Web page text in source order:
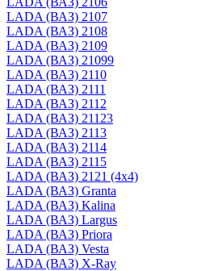
LADA (ВАЗ) 2107
LADA (ВАЗ) 2108
LADA (ВАЗ) 2109
LADA (ВАЗ) 21099
LADA (ВАЗ) 2110
LADA (ВАЗ) 2111
LADA (ВАЗ) 2112
LADA (ВАЗ) 21123
LADA (ВАЗ) 2113
LADA (ВАЗ) 2114
LADA (ВАЗ) 2115
LADA (ВАЗ) 2121 (4x4)
LADA (ВАЗ) Granta
LADA (ВАЗ) Kalina
LADA (ВАЗ) Largus
LADA (ВАЗ) Priora
LADA (ВАЗ) Vesta
LADA (ВАЗ) X-Ray